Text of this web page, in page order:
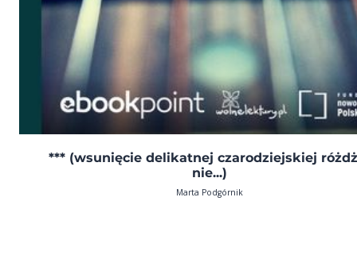
*** (wsunięcie delikatnej czarodziejskiej
nie...)
Marta Podgórnik